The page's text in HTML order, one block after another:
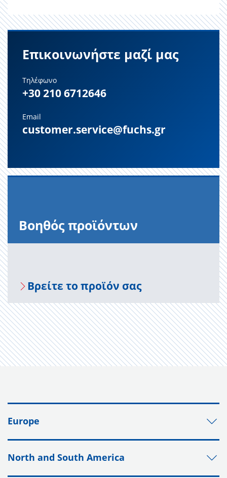
Επικοινωνήστε μαζί μας
Τηλέφωνο
+30 210 6712646
Email
customer.service@fuchs.gr
Βοηθός προϊόντων
Βρείτε το προϊόν σας
Europe
North and South America